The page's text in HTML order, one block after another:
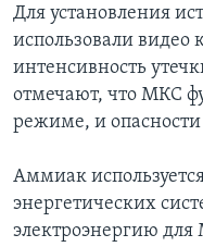
Для установления
использовали видео
интенсивность
отмечают, что МКС
режиме, и
Аммиак
энергетических
электроэнергию